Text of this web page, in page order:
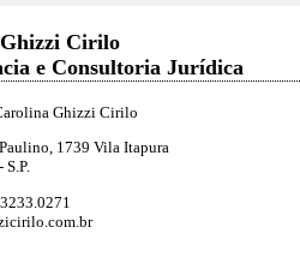
Cirilo
e Consultoria Jurídica
Ghizzi Cirilo
1739 Vila Itapura
S.P.